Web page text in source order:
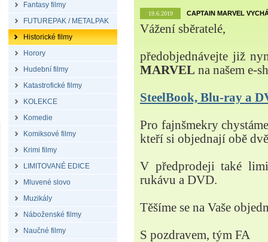
Fantasy filmy
FUTUREPAK / METALPAK
Historické filmy
Horory
Hudební filmy
Katastrofické filmy
KOLEKCE
Komedie
Komiksové filmy
Krimi filmy
LIMITOVANÉ EDICE
Mluvené slovo
Muzikály
Náboženské filmy
Naučné filmy
19.6.2019 CAPTAIN MARVEL
Vážení sběratelé,
předobjednávejte již
MARVEL na našem e-
SteelBook, Blu-ray a
Pro fajnšmekry
kteří si objednají obě
V předprodeji také
rukávu a DVD.
Těšíme se na Vaše
S pozdravem, tým FA